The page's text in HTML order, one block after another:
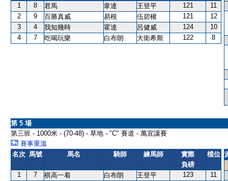
1 8 君馬 韋達 王登平 121
11
2
9 百勝真威 易根 伍碧權 121
12
3
4 我知幾時 霍達 呂健威 124
10
4
7 吃喝玩樂 白布朗 大衛希斯 122 8
第 5 場
第三班 - 1000米 - (70-48) - 草地 - "C" 賽道 - 萬宜讓賽
賽事重溫
名次 馬號 馬名 騎師 練馬師
實際
負磅
檔位
1 7 棋高一着 白布朗 王登平 123
11